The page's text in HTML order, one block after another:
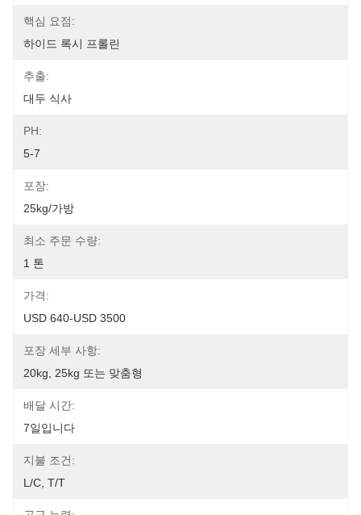
핵심 요점:
하이드 록시 프롤린
추출:
대두 식사
PH:
5-7
포장:
25kg/가방
최소 주문 수량:
1 톤
가격:
USD 640-USD 3500
포장 세부 사항:
20kg, 25kg 또는 맞춤형
배달 시간:
7일입니다
지불 조건:
L/C, T/T